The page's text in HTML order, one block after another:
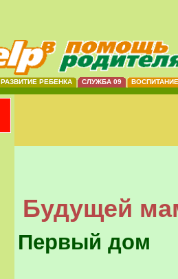
РАЗВИТИЕ РЕБЕНКА СЛУЖБА 09 ВОСПИТАНИЕ
Будущей
Первый дом